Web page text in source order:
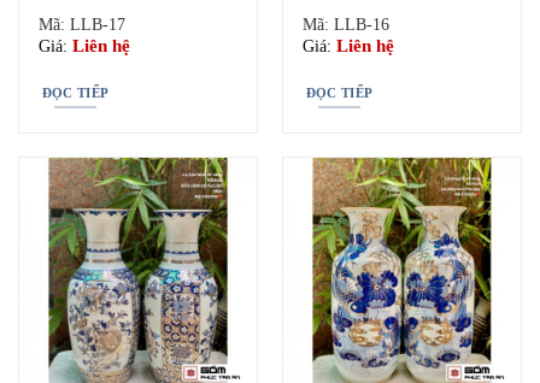
thọ là những gì mà gia chủ khi mua bình này mong muốn cho cả
gia đình. Cầu gia tiên phù hộ cho gia đình được viên mãn đủ đầy.
Mã: LLB-17
Giá:Liên hệ
ĐỌC TIẾP
Mã: LLB-16
Giá:Liên hệ
ĐỌC TIẾP